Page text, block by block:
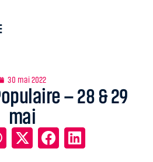
30 mai 2022
– 28 & 29
mai